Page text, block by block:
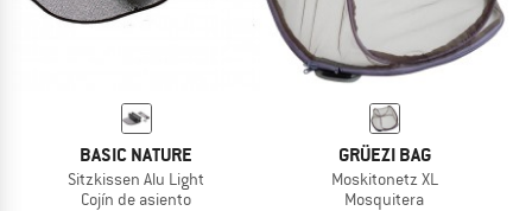
BASIC NATURE
Sitzkissen Alu Light
Cojín de asiento
GRÜEZI BAG
Moskitonetz XL
Mosquitera